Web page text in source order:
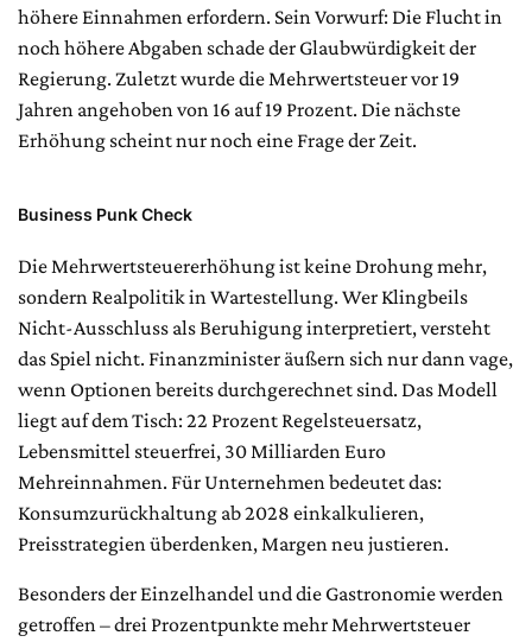
höhere Einnahmen erfordern. Sein Vorwurf: Die Flucht in
noch höhere Abgaben schade der Glaubwürdigkeit der
Regierung. Zuletzt wurde die Mehrwertsteuer vor 19
Jahren angehoben von 16 auf 19 Prozent. Die nächste
Erhöhung scheint nur noch eine Frage der Zeit.
Business Punk Check
Die Mehrwertsteuererhöhung ist keine Drohung mehr,
sondern Realpolitik in Wartestellung. Wer Klingbeils
Nicht-Ausschluss als Beruhigung interpretiert, versteht
das Spiel nicht. Finanzminister äußern sich nur dann vage,
wenn Optionen bereits durchgerechnet sind. Das Modell
liegt auf dem Tisch: 22 Prozent Regelsteuersatz,
Lebensmittel steuerfrei, 30 Milliarden Euro
Mehreinnahmen. Für Unternehmen bedeutet das:
Konsumzurückhaltung ab 2028 einkalkulieren,
Preisstrategien überdenken, Margen neu justieren.
Besonders der Einzelhandel und die Gastronomie werden
getroffen – drei Prozentpunkte mehr Mehrwertsteuer